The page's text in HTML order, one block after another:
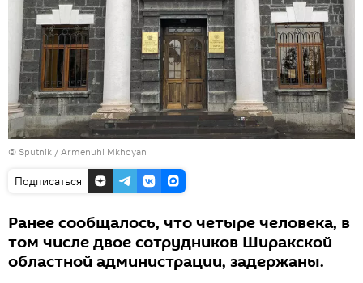
© Sputnik / Armenuhi Mkhoyan
Подписаться
Ранее сообщалось, что четыре человека, в
том числе двое сотрудников Ширакской
областной администрации, задержаны.